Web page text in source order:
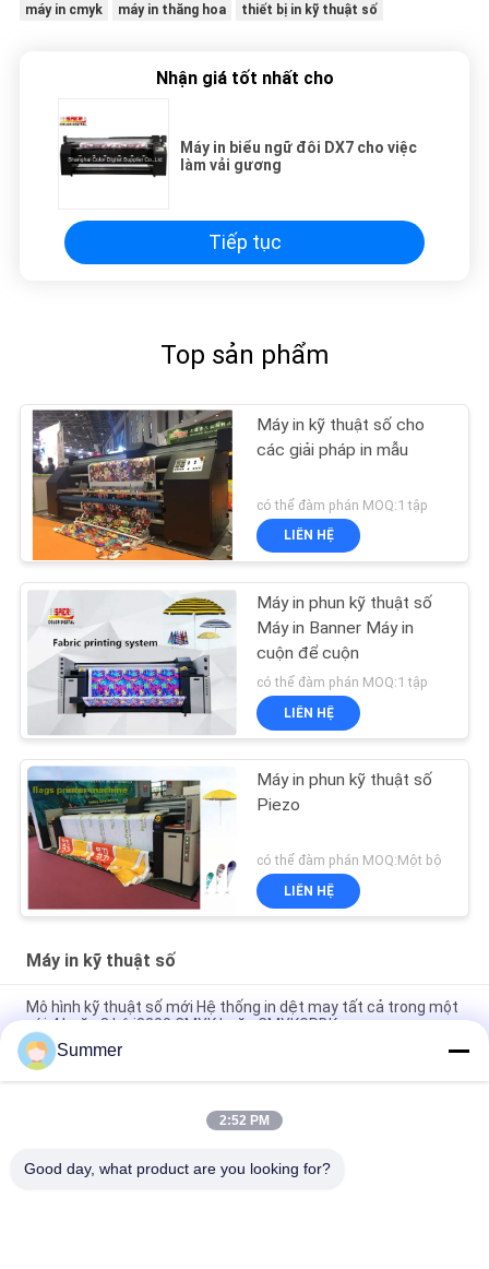
máy in cmyk máy in thăng hoa thiết bị in kỹ thuật số
Nhận giá tốt nhất cho
Máy in biểu ngữ đôi DX7 cho việc
làm vải gương
Tiếp tục
Top sản phẩm
Máy in kỹ thuật số cho
các giải pháp in mẫu
có thể đàm phán MOQ:1 tập
LIÊN HỆ
Máy in phun kỹ thuật số
Máy in Banner Máy in
cuộn để cuộn
có thể đàm phán MOQ:1 tập
LIÊN HỆ
Máy in phun kỹ thuật số
Piezo
có thể đàm phán MOQ:Một bộ
LIÊN HỆ
Máy in kỹ thuật số
Mô hình kỹ thuật số mới Hệ thống in dệt may tất cả trong một
với 4 hoặc 8 bộ i3200 CMYK hoặc CMYKGRBK
Shanghai SAER COLOR 4 màu hoặc 8 màu Hệ thống in dệt kim
thuật số 3200mm Thiết kế vải định dạng lớn
Tất cả trong một máy in kỹ thuật số polyester Sublimation
Summer
2:52 PM
Good day, what product are you looking for?